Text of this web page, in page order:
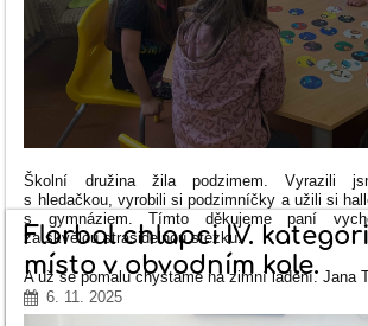
Školní družina žila podzimem. Vyrazili
s hledačkou, vyrobili si podzimníčky a užili si
s gymnáziem. Tímto děkujeme paní
za skvělou strašidelnou stezku.
A už se pomalu chystáme na zimní ladění. Jana
Florbal chlapci IV.
místo v obvodním kole.
6. 11. 2025